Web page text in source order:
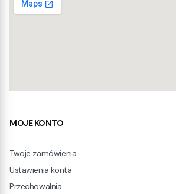
Linki w stopce
MOJE KONTO
Twoje zamówienia
Ustawienia konta
Przechowalnia